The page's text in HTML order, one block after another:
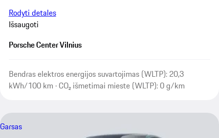
Rodyti detales
Išsaugoti
Porsche Center Vilnius
Bendras elektros energijos suvartojimas (WLTP): 20,3
kWh/100 km · CO₂ išmetimai mieste (WLTP): 0 g/km
Garsas